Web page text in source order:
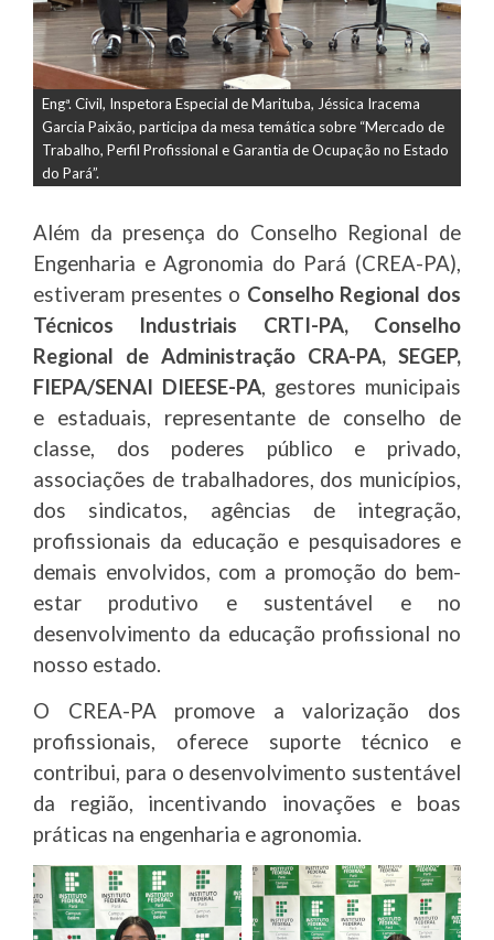
Engª. Civil, Inspetora Especial de Marituba, Jéssica Iracema
Garcia Paixão, participa da mesa temática sobre “Mercado de
Trabalho, Perfil Profissional e Garantia de Ocupação no Estado
do Pará”.
Além da presença do Conselho Regional de
Engenharia e Agronomia do Pará (CREA-PA),
estiveram presentes o Conselho Regional dos
Técnicos Industriais CRTI-PA, Conselho
Regional de Administração CRA-PA, SEGEP,
FIEPA/SENAI DIEESE-PA, gestores municipais
e estaduais, representante de conselho de
classe, dos poderes público e privado,
associações de trabalhadores, dos municípios,
dos sindicatos, agências de integração,
profissionais da educação e pesquisadores e
demais envolvidos, com a promoção do bem-
estar produtivo e sustentável e no
desenvolvimento da educação profissional no
nosso estado.
O CREA-PA promove a valorização dos
profissionais, oferece suporte técnico e
contribui, para o desenvolvimento sustentável
da região, incentivando inovações e boas
práticas na engenharia e agronomia.